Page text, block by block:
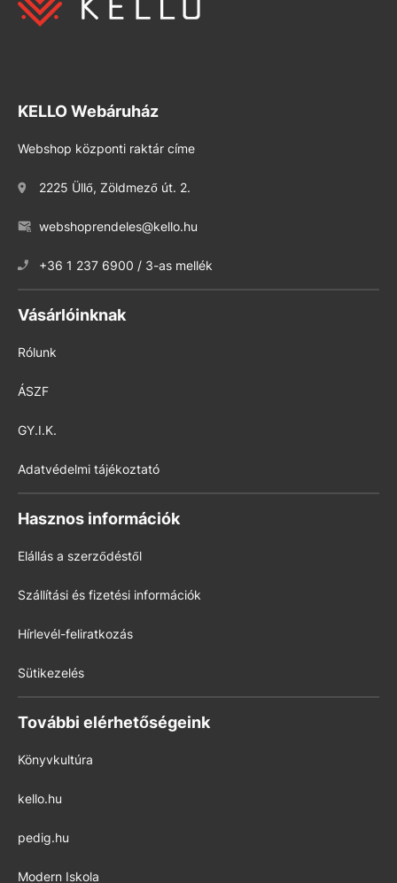
KELLO Webáruház
Webshop központi raktár címe
2225 Üllő, Zöldmező út. 2.
webshoprendeles@kello.hu
+36 1 237 6900 / 3-as mellék
Vásárlóinknak
Rólunk
ÁSZF
GY.I.K.
Adatvédelmi tájékoztató
Hasznos információk
Elállás a szerződéstől
Szállítási és fizetési információk
Hírlevél-feliratkozás
Sütikezelés
További elérhetőségeink
Könyvkultúra
kello.hu
pedig.hu
Modern Iskola